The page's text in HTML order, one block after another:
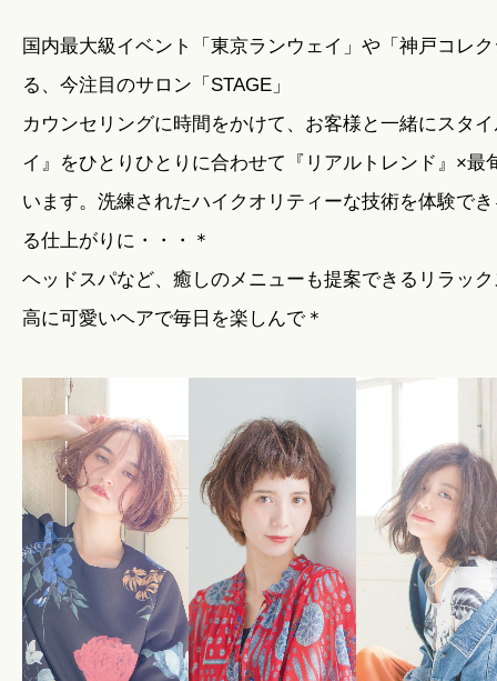
私たちのこと
国内最大級イベント「東京ランウェイ」や「神戸コレ
る、今注目のサロン「STAGE」
カウンセリングに時間をかけて、お客様と一緒にスタ
イ』をひとりひとりに合わせて『リアルトレンド』×最
います。洗練されたハイクオリティーな技術を体験で
る仕上がりに・・・＊
ヘッドスパなど、癒しのメニューも提案できるリラッ
高に可愛いヘアで毎日を楽しんで＊